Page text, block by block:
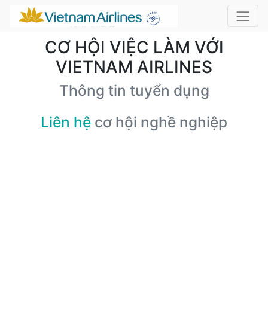
CƠ HỘI VIỆC LÀM VỚI
VIETNAM AIRLINES
Thông tin tuyển dụng
Liên hệ cơ hội nghề nghiệp